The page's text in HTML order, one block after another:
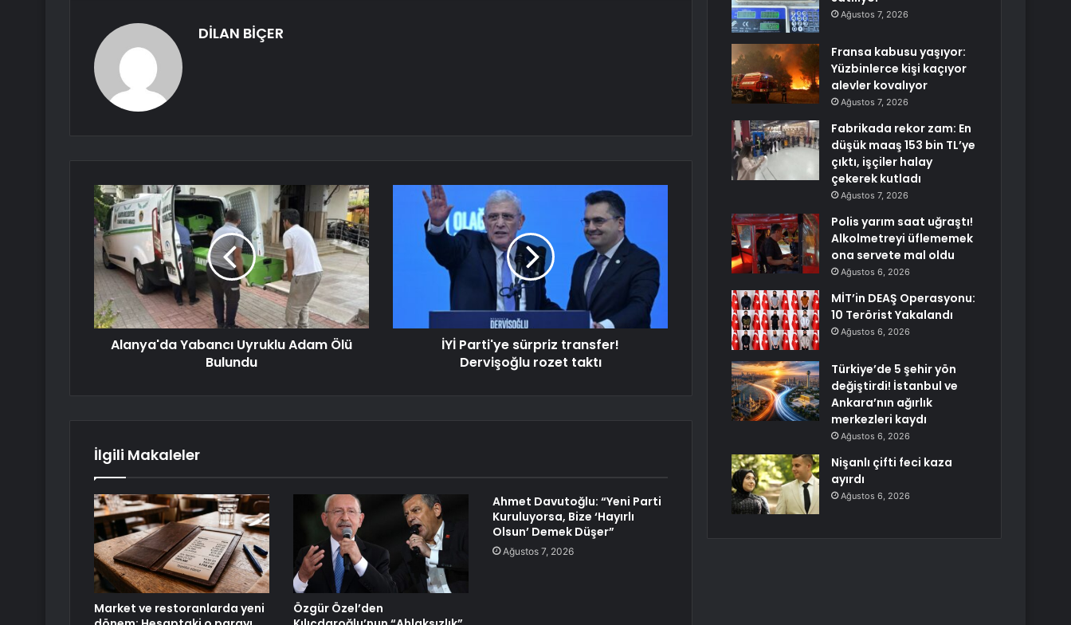
DİLAN BİÇER
Alanya'da Yabancı Uyruklu Adam Ölü
Bulundu
İYİ Parti'ye sürpriz transfer!
Dervişoğlu rozet taktı
İlgili Makaleler
Market ve restoranlarda yeni
Özgür Özel’den
Ahmet Davutoğlu: “Yeni Parti
Kuruluyorsa, Bize ‘Hayırlı
Olsun’ Demek Düşer”
Ağustos 7, 2026
Ağustos 7, 2026
Fransa kabusu yaşıyor:
Yüzbinlerce kişi kaçıyor
alevler kovalıyor
Ağustos 7, 2026
Fabrikada rekor zam: En
düşük maaş 153 bin TL’ye
çıktı, işçiler halay
çekerek kutladı
Ağustos 7, 2026
Polis yarım saat uğraştı!
Alkolmetreyi üflememek
ona servete mal oldu
Ağustos 6, 2026
MİT’in DEAŞ Operasyonu:
10 Terörist Yakalandı
Ağustos 6, 2026
Türkiye’de 5 şehir yön
değiştirdi! İstanbul ve
Ankara’nın ağırlık
merkezleri kaydı
Ağustos 6, 2026
Nişanlı çifti feci kaza
ayırdı
Ağustos 6, 2026